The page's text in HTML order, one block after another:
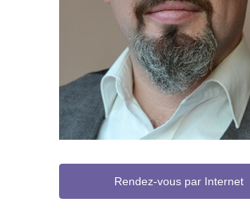
Rendez-vous par Internet